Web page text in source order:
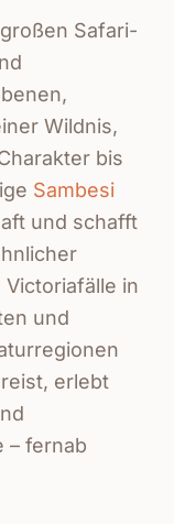
Safari-
Wildnis,
bis
Sambesi
und schafft
in
und
erlebt
– fernab